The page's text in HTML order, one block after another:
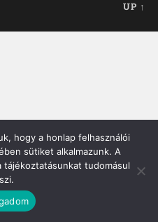
UP ↑
hogy a honlap felhasználói
sütiket alkalmazunk. A
tájékoztatásunkat tudomásul